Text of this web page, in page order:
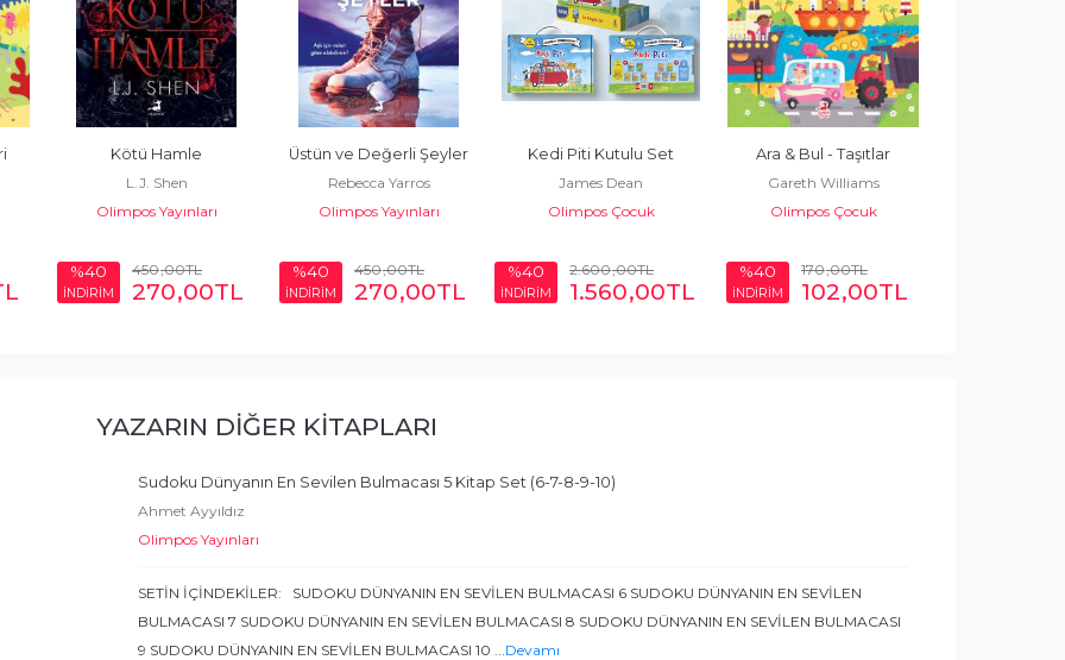
Kötü Hamle
L.J. Shen
Olimpos Yayınları
%40
İNDİRİM
450,00TL
270,00TL
Üstün ve Değerli Şeyler
Rebecca Yarros
Olimpos Yayınları
%40
İNDİRİM
450,00TL
270,00TL
Kedi Piti Kutulu Set
James Dean
Olimpos Çocuk
%40
İNDİRİM
2.600,00TL
1.560,00TL
Ara & Bul - Taşıtlar
Gareth Williams
Olimpos Çocuk
%40
İNDİRİM
170,00TL
102,00TL
YAZARIN DIĞER KITAPLARI
Sudoku Dünyanın En Sevilen Bulmacası 5 Kitap Set (6-7-8-9-10)
Ahmet Ayyıldız
Olimpos Yayınları
SETİN İÇİNDEKİLER: SUDOKU DÜNYANIN EN SEVİLEN BULMACASI 6 SUDOKU DÜNYANIN EN SEVİLEN
BULMACASI 7 SUDOKU DÜNYANIN EN SEVİLEN BULMACASI 8 SUDOKU DÜNYANIN EN SEVİLEN BULMACASI
9 SUDOKU DÜNYANIN EN SEVİLEN BULMACASI 10 ...Devamı